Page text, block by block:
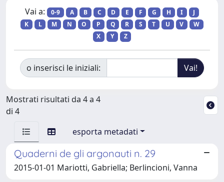
Vai a: 0-9 A B C D E F G H I
J
K
L M N O P Q R S T U V
W
X
Y Z
o inserisci le iniziali:
Mostrati risultati da 4 a 4
di 4
esporta metadati
Quaderni de gli argonauti n. 29
2015-01-01 Mariotti, Gabriella; Berlincioni, Vanna